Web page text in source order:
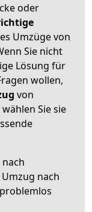
oder
Umzüge von
Sie nicht
Lösung für
wollen,
von
Sie sie
nach